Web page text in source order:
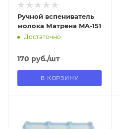
Ручной вспениватель
молока Матрена MA-151
Достаточно
170 руб./шт
В КОРЗИНУ